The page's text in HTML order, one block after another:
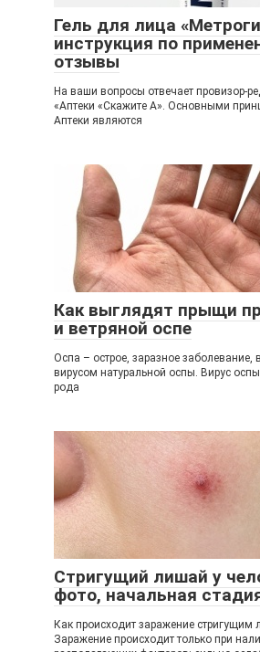
Гель для лица
инструкция по
отзывы
На ваши вопросы отвечает провизор-
«Аптеки «Скажите А». Основными
Аптеки являются
Как выглядят прыщи
и ветряной оспе
Оспа – острое, заразное
вирусом натуральной оспы. Вирус
рода
Стригущий лишай у
фото, начальная
Как происходит заражение стригущим
Заражение происходит только при